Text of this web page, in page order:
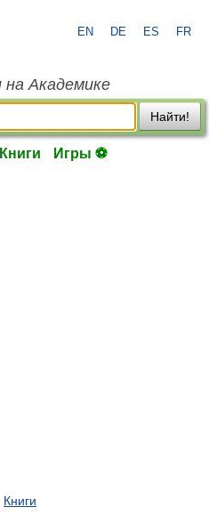
EN DE ES FR
на Академике
Найти!
Книги Игры ⚽
Книги